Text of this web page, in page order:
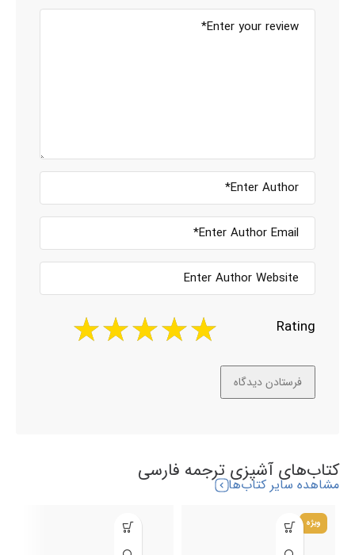
Rating
کتاب‌های آشپزی ترجمه فارسی
مشاهده سایر کتاب‌ها
ویژه